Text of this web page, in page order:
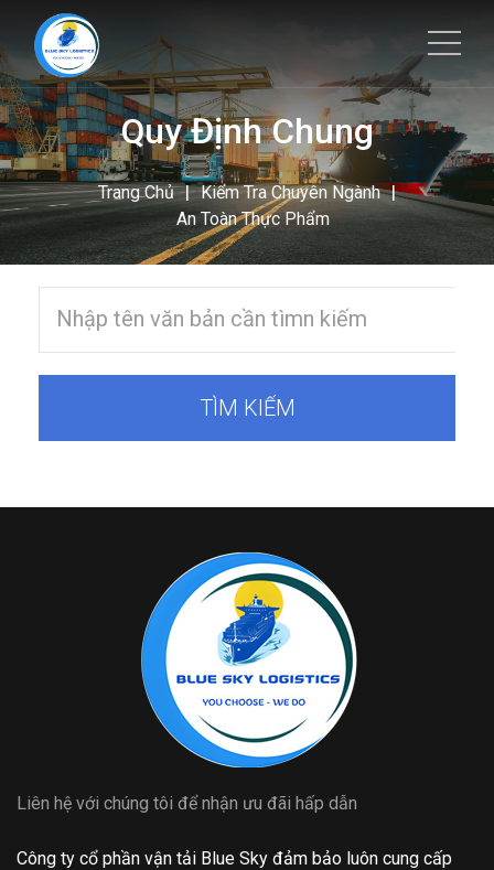
Quy Định Chung
Trang Chủ | Kiểm Tra Chuyên Ngành |
An Toàn Thực Phẩm
TÌM KIẾM
Liên hệ với chúng tôi để nhận ưu đãi hấp dẫn
Công ty cổ phần vận tải Blue Sky đảm bảo luôn cung cấp